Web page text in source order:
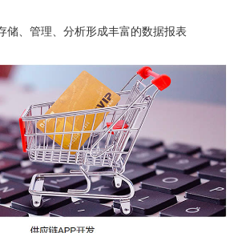
储、管理、分析形成丰富的数据报表